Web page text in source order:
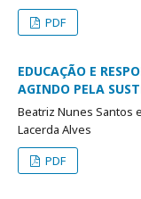
PDF
EDUCAÇÃO E
AGINDO PELA
Beatriz Nunes Santos
Lacerda Alves
PDF